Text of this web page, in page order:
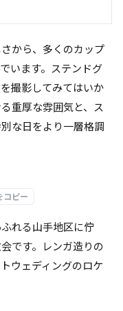
から、多くのカップ
います。ステンドグ
撮影してみてはいか
重厚な雰囲気と、ス
な日をより一層格調
コピー
れる山手地区に佇
です。レンガ造りの
ウェディングのロケ